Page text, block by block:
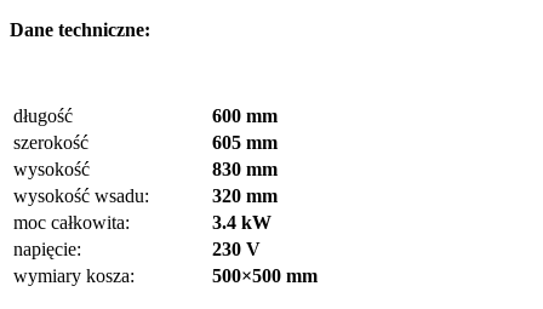
Dane techniczne:
długość
600 mm
szerokość
605 mm
wysokość
830 mm
wysokość wsadu:
320 mm
moc całkowita:
3.4 kW
napięcie:
230 V
wymiary kosza:
500×500 mm